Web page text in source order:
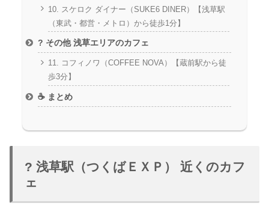
10. スケロク ダイナー（SUKE6 DINER）【浅草駅
（東武・都営・メトロ）から徒歩1分】
? その他 浅草エリアのカフェ
11. コフィノワ（COFFEE NOVA）【蔵前駅から徒
歩3分】
☕ まとめ
? 浅草駅（つくばＥＸＰ） 近くのカフ
ェ